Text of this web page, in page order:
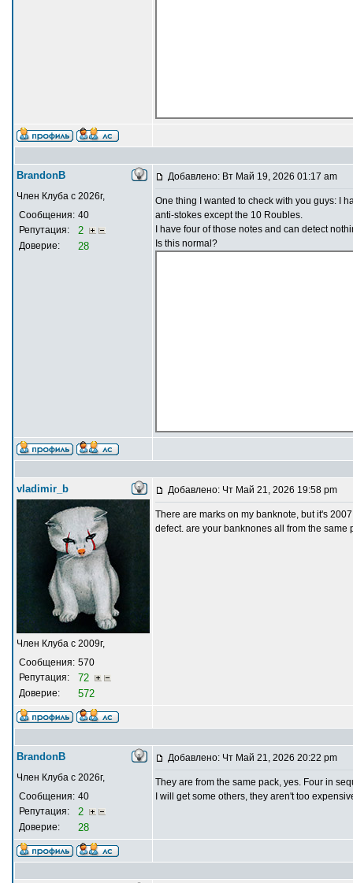
BrandonB
Член Клуба с 2026г,
Сообщения: 40
Репутация:
2
Доверие: 28
Добавлено: Вт Май 19, 2026 01:17 am
One thing I wanted to check with you guys: I
anti-stokes except the 10 Roubles.
I have four of those notes and can detect
Is this normal?
vladimir_b
Член Клуба с 2009г,
Сообщения: 570
Репутация:
72
Доверие: 572
Добавлено: Чт Май 21, 2026 19:58 pm
There are marks on my banknote, but it's
defect. are your banknones all from the same
BrandonB
Член Клуба с 2026г,
Сообщения: 40
Репутация:
2
Доверие: 28
Добавлено: Чт Май 21, 2026 20:22 pm
They are from the same pack, yes. Four in
I will get some others, they aren't too